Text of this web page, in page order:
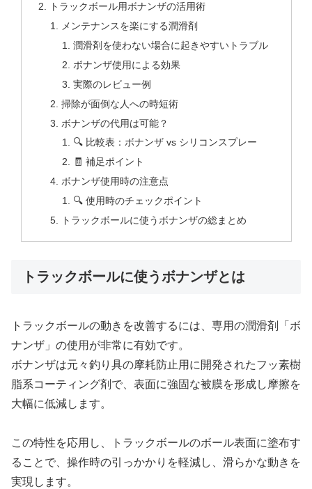
トラックボール用ボナンザの活用術
メンテナンスを楽にする潤滑剤
潤滑剤を使わない場合に起きやすいトラブル
ボナンザ使用による効果
実際のレビュー例
掃除が面倒な人への時短術
ボナンザの代用は可能？
🔍 比較表：ボナンザ vs シリコンスプレー
🧾 補足ポイント
ボナンザ使用時の注意点
🔍 使用時のチェックポイント
トラックボールに使うボナンザの総まとめ
トラックボールに使うボナンザとは
トラックボールの動きを改善するには、専用の潤滑剤「ボ
ナンザ」の使用が非常に有効です。
ボナンザは元々釣り具の摩耗防止用に開発されたフッ素樹
脂系コーティング剤で、表面に強固な被膜を形成し摩擦を
大幅に低減します。
この特性を応用し、トラックボールのボール表面に塗布す
ることで、操作時の引っかかりを軽減し、滑らかな動きを
実現します。